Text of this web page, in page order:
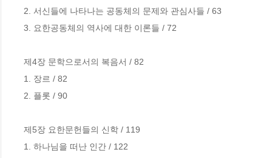
2. 서신들에 나타나는 공동체의 문제와 관심사들 / 63
3. 요한공동체의 역사에 대한 이론들 / 72
제4장 문학으로서의 복음서 / 82
1. 장르 / 82
2. 플롯 / 90
제5장 요한문헌들의 신학 / 119
1. 하나님을 떠난 인간 / 122